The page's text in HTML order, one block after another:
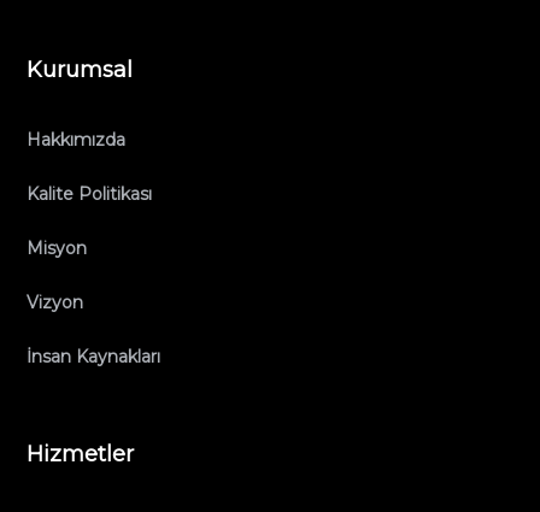
Kurumsal
Hakkımızda
Kalite Politikası
Misyon
Vizyon
İnsan Kaynakları
Hizmetler